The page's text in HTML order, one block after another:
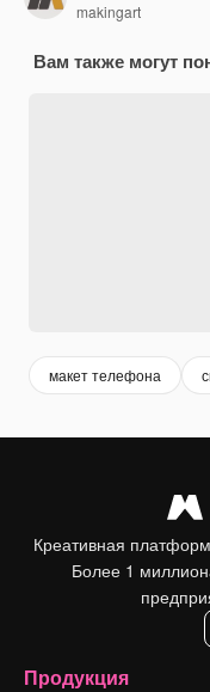
makingart
Вам также могут
макет телефона
Креативная
Более 1
Продукция